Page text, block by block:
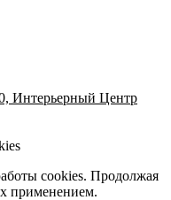
Интерьерный Центр
cookies. Продолжая
применением.